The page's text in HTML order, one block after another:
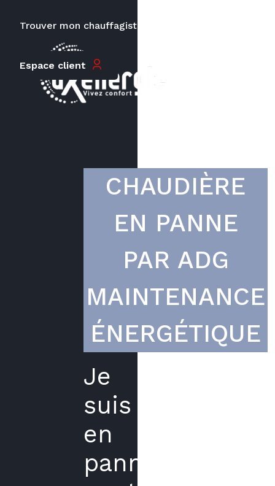
Trouver mon chauffagiste
Espace client
CHAUDIÈRE
EN PANNE
PAR ADG
MAINTENANCE
ÉNERGÉTIQUE
Je
suis
en
panne,